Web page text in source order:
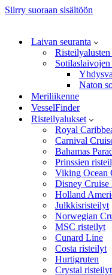
Siirry suoraan sisältöön
Laivan seuranta
Risteilyalusten
Sotilaslaivojen
Naton
Meriliikenne
VesselFinder
Risteilyalukset
Royal
Carnival
Bahamas
Prinssien
Viking Ocean
Disney Cruise
Holland
Julkkisristeilyt
Norwegian
MSC risteilyt
Cunard Line
Costa risteilyt
Hurtigruten
Crystal risteilyt